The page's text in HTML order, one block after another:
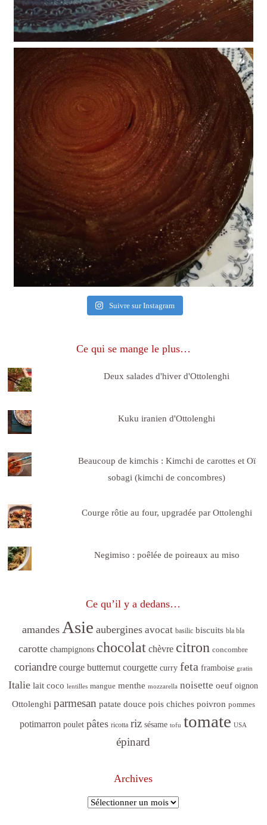
Suivre sur Instagram
Ce qui se mange le plus…
Deux salades d'hiver d'Ottolenghi
Kuku iranien d'Ottolenghi
Beaucoup de kimchis : Kimchi de carottes et Oï
sobagi (kimchi de concombres)
Courge rôtie au four, upgradée par Ottolenghi
Negimiso : poêlée de poireaux au miso
Ce qu’il y a dedans…
amandes Asie aubergines avocat basilic biscuits bla bla
carotte champignons chocolat chèvre citron concombre
coriandre courge butternut courgette curry feta framboise gratin
Italie lait coco lentilles mangue menthe mozzarella noisette oeuf oignon
Ottolenghi parmesan patate douce pois chiches poivron pommes
potimarron poulet pâtes ricotta riz sésame tofu tomate USA
épinard
Archives
Archives